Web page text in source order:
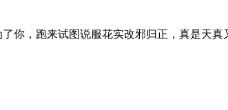
，跑来试图说服花实改邪归正，真是天真